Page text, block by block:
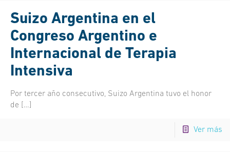
Suizo Argentina en el
Congreso Argentino e
Internacional de Terapia
Intensiva
Por tercer año consecutivo, Suizo Argentina tuvo el honor
de […]
Ver más